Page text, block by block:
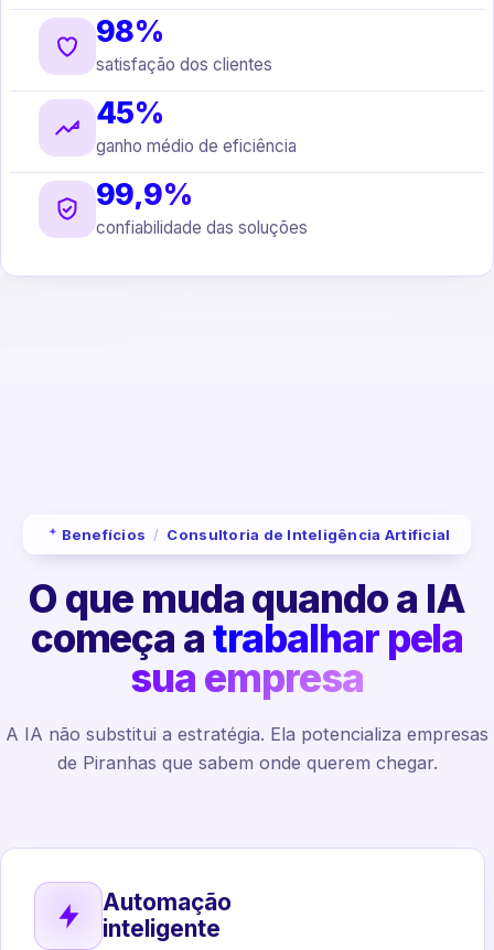
98%
satisfação dos clientes
45%
ganho médio de eficiência
99,9%
confiabilidade das soluções
Benefícios / Consultoria de Inteligência Artificial
O que muda quando a IA
começa atrabalhar pela
sua empresa
A IA não substitui a estratégia. Ela potencializa empresas
de Piranhas que sabem onde querem chegar.
Automação
inteligente